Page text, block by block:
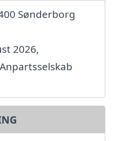
Sønderborg
2026,